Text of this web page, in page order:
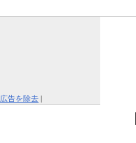
広告を除去 |